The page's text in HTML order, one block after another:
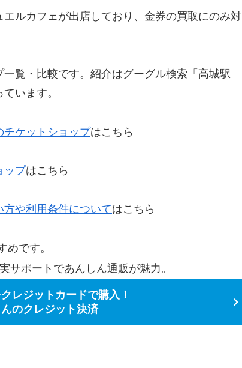
ルカフェが出店しており、金券の買取にのみ対
覧・比較です。紹介はグーグル検索「高城駅
います。
チケットショップはこちら
ップはこちら
や利用条件についてはこちら
めです。
サポートであんしん通販が魅力。
レジットカードで購入！
のクレジット決済